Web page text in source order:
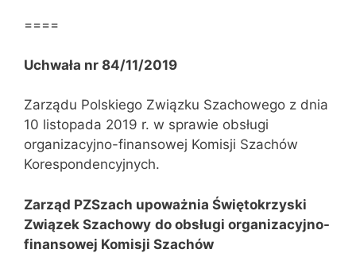
====
Uchwała nr 84/11/2019
Zarządu Polskiego Związku Szachowego z dnia
10 listopada 2019 r. w sprawie obsługi
organizacyjno-finansowej Komisji Szachów
Korespondencyjnych.
Zarząd PZSzach upoważnia Świętokrzyski
Związek Szachowy do obsługi organizacyjno-
finansowej Komisji Szachów